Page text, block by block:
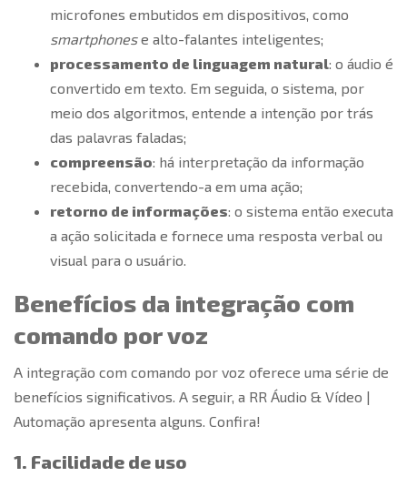
microfones embutidos em dispositivos, como
smartphonese alto-falantes inteligentes;
processamento de linguagem natural: o áudio é
convertido em texto. Em seguida, o sistema, por
meio dos algoritmos, entende a intenção por trás
das palavras faladas;
compreensão: há interpretação da informação
recebida, convertendo-a em uma ação;
retorno de informações: o sistema então executa
a ação solicitada e fornece uma resposta verbal ou
visual para o usuário.
Benefícios da integração com
comando por voz
A integração com comando por voz oferece uma série de
benefícios significativos. A seguir, a RR Áudio & Vídeo |
Automação apresenta alguns. Confira!
1. Facilidade de uso